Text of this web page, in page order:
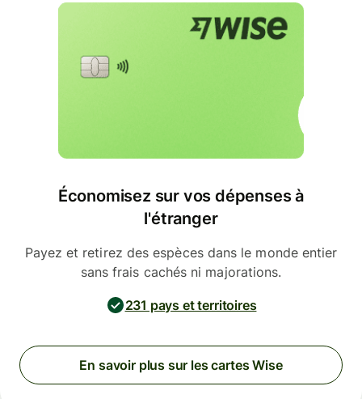
Économisez sur vos dépenses à
l'étranger
Payez et retirez des espèces dans le monde entier
sans frais cachés ni majorations.
231 pays et territoires
En savoir plus sur les cartes Wise